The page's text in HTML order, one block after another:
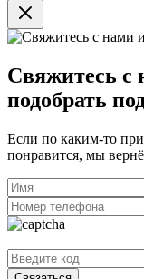
Свяжитесь
подобрать
Если по каким-то
понравится, мы